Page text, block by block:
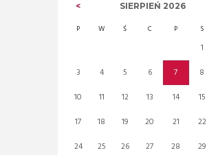
SIERPIEŃ 2026
P W Ś C P S
1
3
4 5 6 7 8
10
11 12 13 14 15
17
18 19 20 21 22
24
25 26 27 28 29